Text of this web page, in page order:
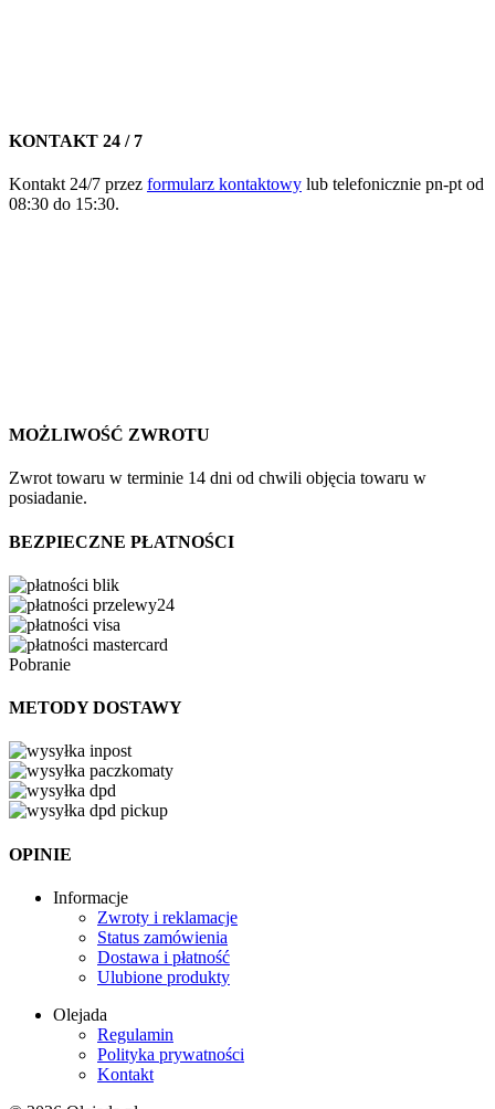
KONTAKT 24 / 7
Kontakt 24/7 przez formularz kontaktowy lub telefonicznie pn-pt od
08:30 do 15:30.
MOŻLIWOŚĆ ZWROTU
Zwrot towaru w terminie 14 dni od chwili objęcia towaru w
posiadanie.
BEZPIECZNE PŁATNOŚCI
Pobranie
METODY DOSTAWY
OPINIE
Informacje
Zwroty i reklamacje
Status zamówienia
Dostawa i płatność
Ulubione produkty
Olejada
Regulamin
Polityka prywatności
Kontakt